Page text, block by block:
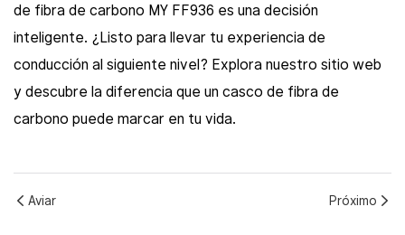
de fibra de carbono MY FF936 es una decisión
inteligente. ¿Listo para llevar tu experiencia de
conducción al siguiente nivel? Explora nuestro sitio web
y descubre la diferencia que un casco de fibra de
carbono puede marcar en tu vida.
Aviar Próximo